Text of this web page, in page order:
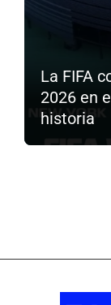
La FIFA
2026 en
historia